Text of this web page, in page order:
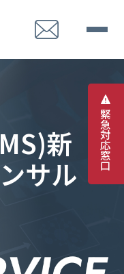
緊
急
対
応
窓
口
MS)新
ンサル